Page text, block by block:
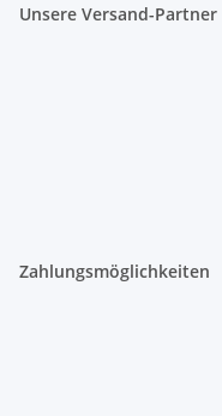
Unsere Versand-Partner
Zahlungsmöglichkeiten